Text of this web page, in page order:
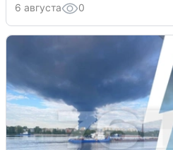
6 августа 0